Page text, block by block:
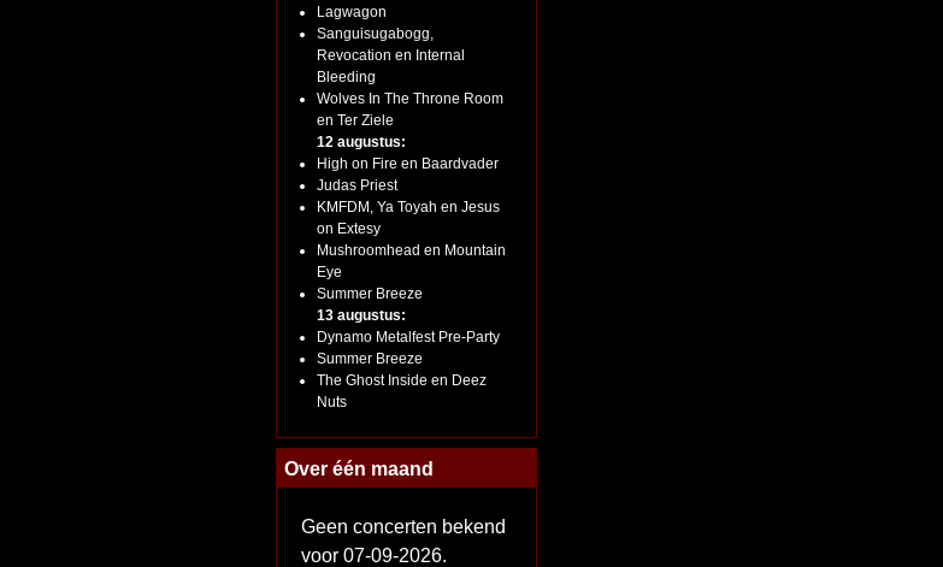
Lagwagon
Sanguisugabogg,
Revocation en Internal
Bleeding
Wolves In The Throne Room
en Ter Ziele
12 augustus:
High on Fire en Baardvader
Judas Priest
KMFDM, Ya Toyah en Jesus
on Extesy
Mushroomhead en Mountain
Eye
Summer Breeze
13 augustus:
Dynamo Metalfest Pre-Party
Summer Breeze
The Ghost Inside en Deez
Nuts
Over één maand
Geen concerten bekend
voor 07-09-2026.